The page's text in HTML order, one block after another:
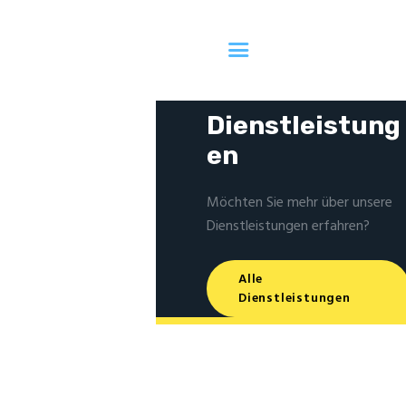
Dienstleistung
en
Möchten Sie mehr über unsere
Dienstleistungen erfahren?
Alle
Dienstleistungen